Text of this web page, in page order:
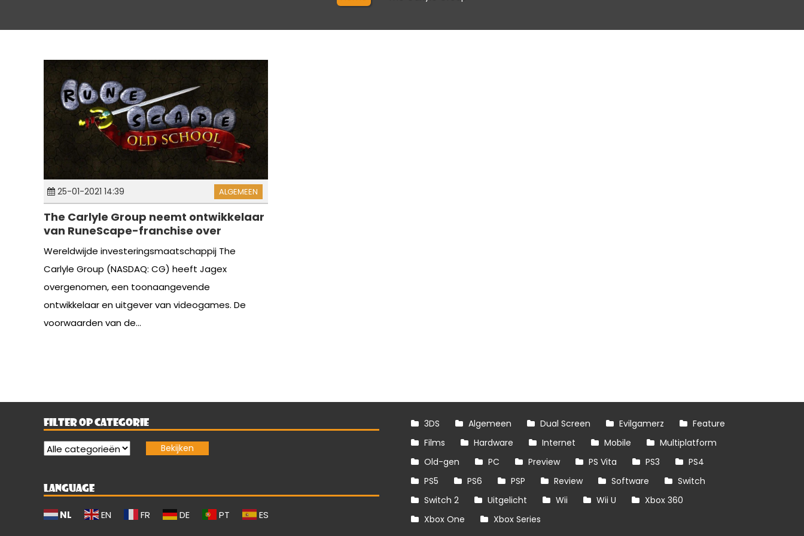
25-01-2021 14:39 ALGEMEEN
The Carlyle Group neemt ontwikkelaar
van RuneScape-franchise over
Wereldwijde investeringsmaatschappij The
Carlyle Group (NASDAQ: CG) heeft Jagex
overgenomen, een toonaangevende
ontwikkelaar en uitgever van videogames. De
voorwaarden van de...
FILTER OP CATEGORIE
LANGUAGE
NL EN FR DE PT ES
3DS Algemeen Dual Screen Evilgamerz
Feature
Films
Hardware Internet Mobile
Multiplatform
Old-gen
PC Preview PS Vita PS3
PS4
PS5
PS6 PSP Review Software
Switch
Switch 2
Uitgelicht Wii Wii U
Xbox 360
Xbox One
Xbox Series